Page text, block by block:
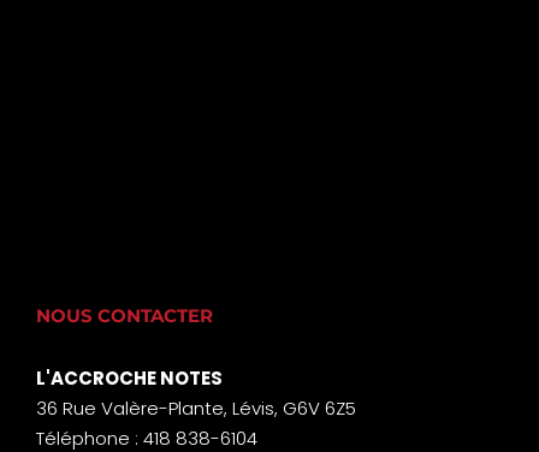
NOUS CONTACTER
L'ACCROCHE NOTES
36 Rue Valère-Plante, Lévis, G6V 6Z5
Téléphone : 418 838-6104